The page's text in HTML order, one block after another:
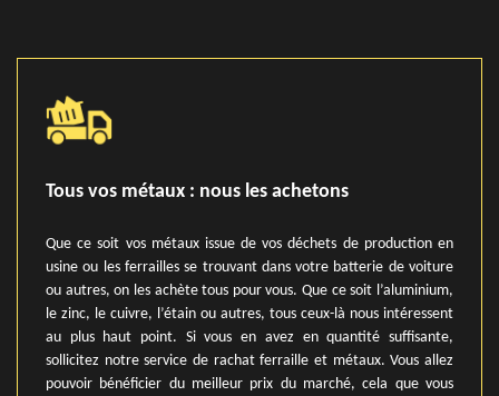
Tous vos métaux : nous les achetons
Que ce soit vos métaux issue de vos déchets de production en
usine ou les ferrailles se trouvant dans votre batterie de voiture
ou autres, on les achète tous pour vous. Que ce soit l’aluminium,
le zinc, le cuivre, l’étain ou autres, tous ceux-là nous intéressent
au plus haut point. Si vous en avez en quantité suffisante,
sollicitez notre service de rachat ferraille et métaux. Vous allez
pouvoir bénéficier du meilleur prix du marché, cela que vous